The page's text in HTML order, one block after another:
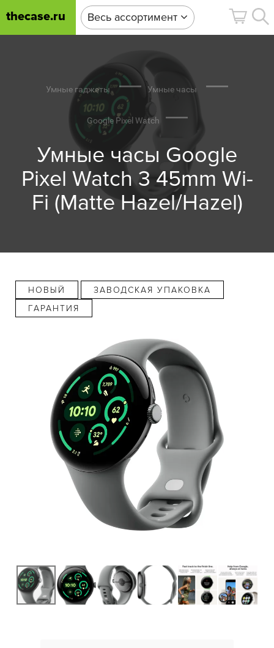
thecase.ru Весь ассортимент
Умные гаджеты Умные часы
Google Pixel Watch
Умные часы Google
Pixel Watch 3 45mm Wi-
Fi (Matte Hazel/Hazel)
НОВЫЙ
ЗАВОДСКАЯ УПАКОВКА
ГАРАНТИЯ